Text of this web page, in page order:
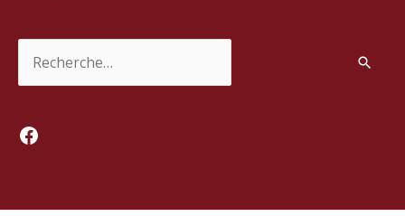
Facebook